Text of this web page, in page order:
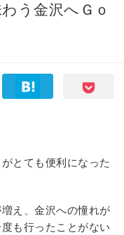
う金沢へＧｏ
とても便利になった
え、金沢への憧れが
も行ったことがない